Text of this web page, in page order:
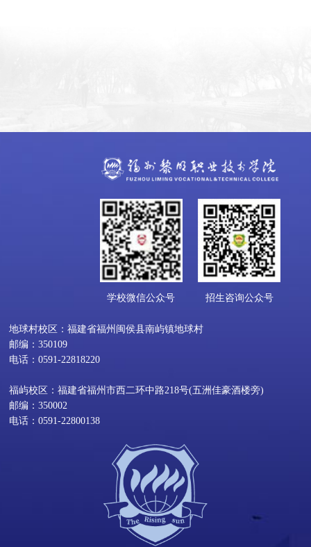
学校微信公众号 招生咨询公众号
地球村校区：福建省福州闽侯县南屿镇地球村
邮编：350109
电话：0591-22818220
福屿校区：福建省福州市西二环中路218号(五洲佳豪酒楼旁)
邮编：350002
电话：0591-22800138